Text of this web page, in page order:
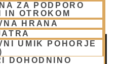
ZA PODPORO
IN OTROKOM
HRANA
UMIK POHORJE
DOHODNINO